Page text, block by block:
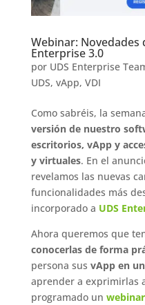
Webinar: Novedades
Enterprise 3.0
por UDS Enterprise
UDS, vApp, VDI
Como sabréis, la
versión de nuestro
escritorios, vApp y
y virtuales. En el
revelamos las nuevas
funcionalidades más
incorporado a UDS
Ahora queremos que
conocerlas de forma
persona sus vApp en
aprender a exprimirlas
programado un webinar